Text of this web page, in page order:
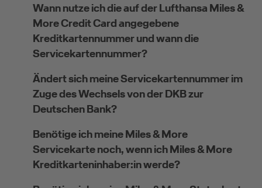
Wann nutze ich die auf der Lufthansa Miles &
More Credit Card angegebene
Kreditkartennummer und wann die
Servicekartennummer?
Ändert sich meine Servicekartennummer im
Zuge des Wechsels von der DKB zur
Deutschen Bank?
Benötige ich meine Miles & More
Servicekarte noch, wenn ich Miles & More
Kreditkarteninhaber:in werde?